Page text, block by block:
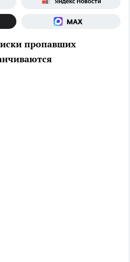
пропавших